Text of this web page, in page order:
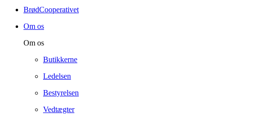
BrødCooperativet
Om os
Om os
Butikkerne
Ledelsen
Bestyrelsen
Vedtægter